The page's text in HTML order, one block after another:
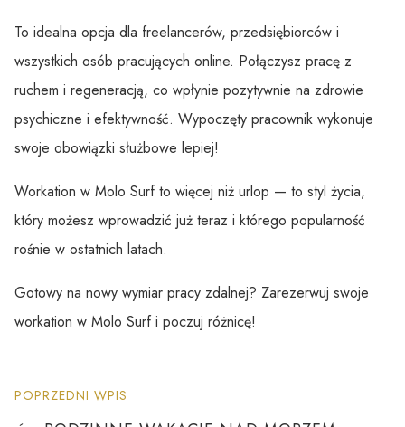
To idealna opcja dla freelancerów, przedsiębiorców i
wszystkich osób pracujących online. Połączysz pracę z
ruchem i regeneracją, co wpłynie pozytywnie na zdrowie
psychiczne i efektywność. Wypoczęty pracownik wykonuje
swoje obowiązki służbowe lepiej!
Workation w Molo Surf to więcej niż urlop — to styl życia,
który możesz wprowadzić już teraz i którego popularność
rośnie w ostatnich latach.
Gotowy na nowy wymiar pracy zdalnej? Zarezerwuj swoje
workation w Molo Surf i poczuj różnicę!
POPRZEDNI WPIS